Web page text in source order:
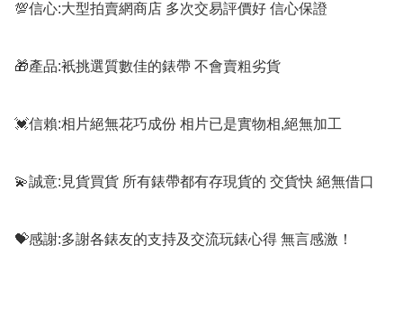
💯信心:大型拍賣網商店 多次交易評價好 信心保證
🎁產品:衹挑選質數佳的錶帶 不會賣粗劣貨
💓信賴:相片絕無花巧成份 相片已是實物相,絕無加工
💫誠意:見貨買貨 所有錶帶都有存現貨的 交貨快 絕無借口
💝感謝:多謝各錶友的支持及交流玩錶心得 無言感激！